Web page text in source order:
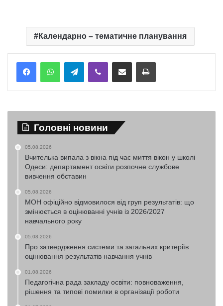
Календарно – тематичне планування
TelegramViber Надіслати електронною поштоюНадрукувати
Головні новини
05.08.2026
Вчителька випала з вікна під час миття вікон у школі
Одеси: департамент освіти розпочне службове
вивчення обставин
05.08.2026
МОН офіційно відмовилося від груп результатів: що
змінюється в оцінюванні учнів із 2026/2027
навчального року
05.08.2026
Про затвердження системи та загальних критеріїв
оцінювання результатів навчання учнів
01.08.2026
Педагогічна рада закладу освіти: повноваження,
рішення та типові помилки в організації роботи